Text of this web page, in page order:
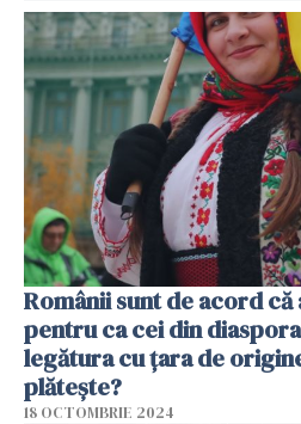
Românii sunt de acord
pentru ca cei din
legătura cu țara de
plătește?
18 OCTOMBRIE 2024